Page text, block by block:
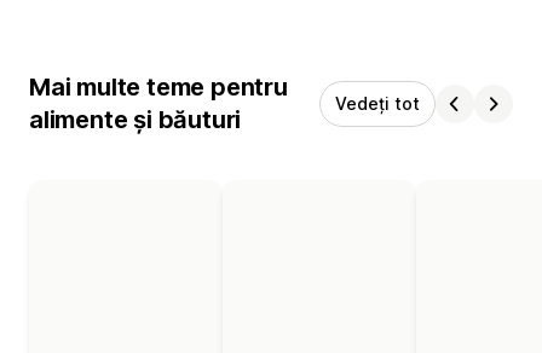
Mai multe teme pentru
alimente și băuturi
Vedeți tot